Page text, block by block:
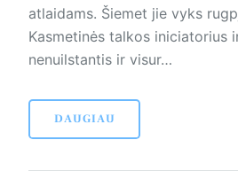
atlaidams. Šiemet jie vyks
Kasmetinės talkos iniciatorius
nenuilstantis ir visur…
DAUGIAU